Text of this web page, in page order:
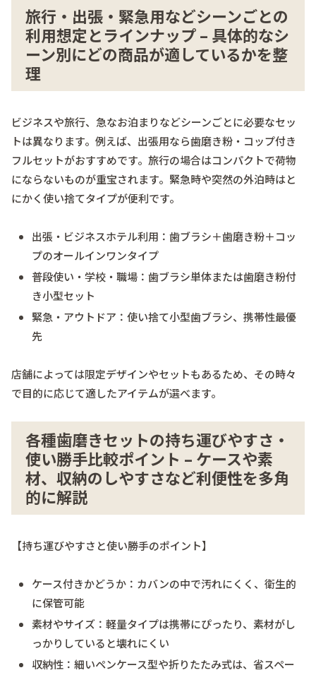
旅行・出張・緊急用などシーンごとの
利用想定とラインナップ – 具体的なシ
ーン別にどの商品が適しているかを整
理
ビジネスや旅行、急なお泊まりなどシーンごとに必要なセッ
トは異なります。例えば、出張用なら歯磨き粉・コップ付き
フルセットがおすすめです。旅行の場合はコンパクトで荷物
にならないものが重宝されます。緊急時や突然の外泊時はと
にかく使い捨てタイプが便利です。
出張・ビジネスホテル利用：歯ブラシ＋歯磨き粉＋コッ
プのオールインワンタイプ
普段使い・学校・職場：歯ブラシ単体または歯磨き粉付
き小型セット
緊急・アウトドア：使い捨て小型歯ブラシ、携帯性最優
先
店舗によっては限定デザインやセットもあるため、その時々
で目的に応じて適したアイテムが選べます。
各種歯磨きセットの持ち運びやすさ・
使い勝手比較ポイント – ケースや素
材、収納のしやすさなど利便性を多角
的に解説
【持ち運びやすさと使い勝手のポイント】
ケース付きかどうか：カバンの中で汚れにくく、衛生的
に保管可能
素材やサイズ：軽量タイプは携帯にぴったり、素材がし
っかりしていると壊れにくい
収納性：細いペンケース型や折りたたみ式は、省スペー